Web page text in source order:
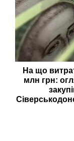
На що
млн грн: